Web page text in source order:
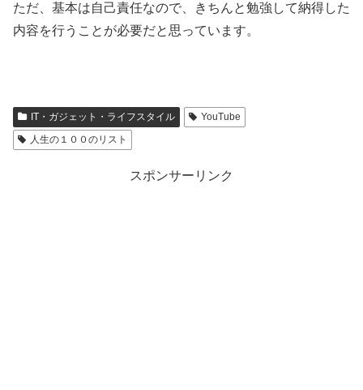
ただ、基本は自己責任なので、きちんと勉強して納得した
内容を行うことが必要だと思っています。
IT・ガジェット・ライフスタイル
YouTube
人生の１００のリスト
スポンサーリンク